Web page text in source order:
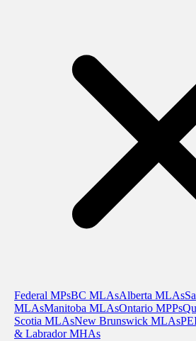
Federal MPsBC MLAsAlberta MLAs
MLAsManitoba MLAsOntario MPPs
Scotia MLAsNew Brunswick MLAs
& Labrador MHAs